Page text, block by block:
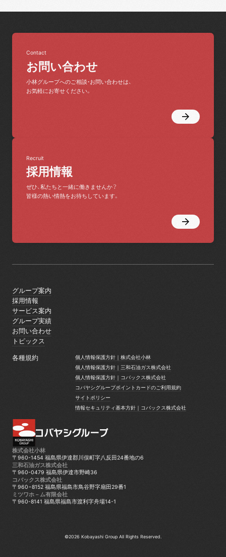
お問い合わせ
Contact
小林グループへのご相談・お問い合わせは、
お気軽にお寄せください。
採用情報
Recruit
ぜひ、私たちと一緒に働きませんか？
皆様の熱い情熱をお待ちしています。
株式会社小林
〒960-1454 福島県伊達郡川俣町字八反田24番地の6
三和石油ガス株式会社
〒960-0479 福島県伊達市野崎36
コバックス株式会社
〒960−8152 福島県福島市鳥谷野字扇田29番1
ミツワホ－ム有限会社
〒960-8141 福島県福島市渡利字舟場14-1
グループ案内
グループ案内
採用情報
採用情報
サービス案内
サービス案内
グループ実績
グループ実績
お問い合わせ
お問い合わせ
トピックス
各種規約
個人情報保護方針｜株式会社小林
個人情報保護方針｜株式会社小林
個人情報保護方針｜三和石油ガス株式会社
個人情報保護方針｜三和石油ガス株式会社
個人情報保護方針｜コバックス株式会社
個人情報保護方針｜コバックス株式会社
コバヤシグループポイントカードのご利用規約
コバヤシグループポイントカードのご利用規約
サイトポリシー
サイトポリシー
情報セキュリティ基本方針｜コバックス株式会社
©2026 Kobayashi Group All Rights Reserved.